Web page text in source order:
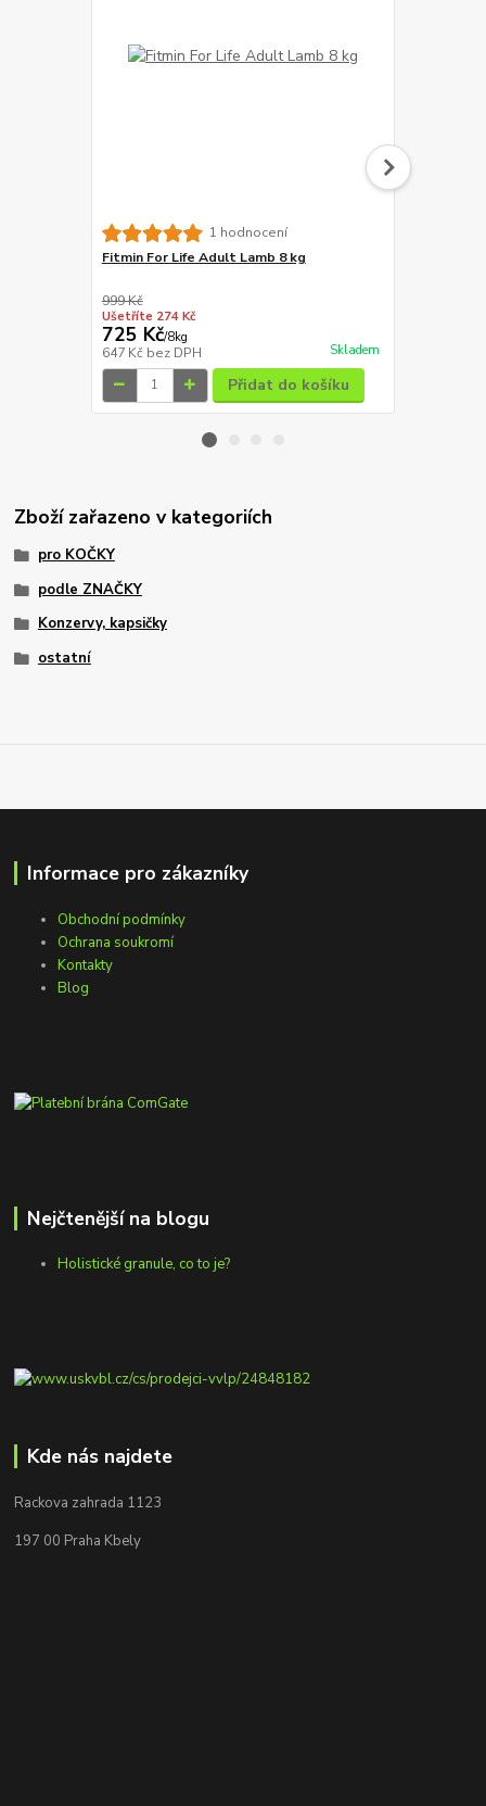
1 hodnocení
Fitmin For Life Adult Lamb 8 kg
999 Kč
Ušetříte 274 Kč
725 Kč/8kg
647 Kč bez DPH Skladem
Přidat do košíku
Zboží zařazeno v kategoriích
pro KOČKY
podle ZNAČKY
Konzervy, kapsičky
ostatní
Informace pro zákazníky
Obchodní podmínky
Ochrana soukromí
Kontakty
Blog
Nejčtenější na blogu
Holistické granule, co to je?
Kde nás najdete
Rackova zahrada 1123
197 00 Praha Kbely